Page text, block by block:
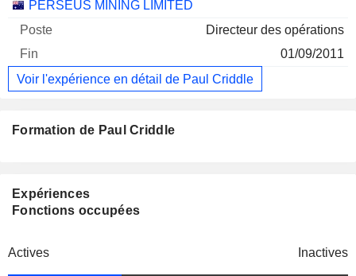
PERSEUS MINING LIMITED
Directeur des opérations
01/09/2011
Voir l'expérience en détail de Paul Criddle
Formation de Paul Criddle
Expériences
Fonctions occupées
Actives Inactives